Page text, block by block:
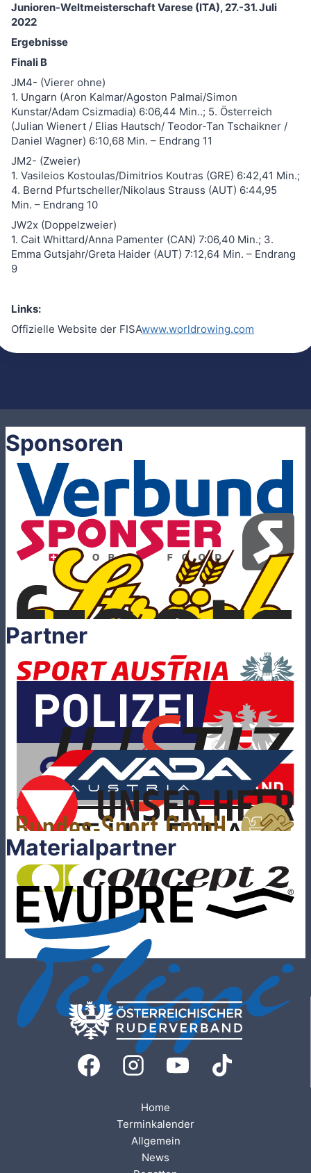
Junioren-Weltmeisterschaft Varese (ITA), 27.-31. Juli
2022
Ergebnisse
Finali B
JM4- (Vierer ohne)
1. Ungarn (Aron Kalmar/Agoston Palmai/Simon
Kunstar/Adam Csizmadia) 6:06,44 Min..; 5. Österreich
(Julian Wienert / Elias Hautsch/ Teodor-Tan Tschaikner /
Daniel Wagner) 6:10,68 Min. – Endrang 11
JM2- (Zweier)
1. Vasileios Kostoulas/Dimitrios Koutras (GRE) 6:42,41 Min.;
4. Bernd Pfurtscheller/Nikolaus Strauss (AUT) 6:44,95
Min. – Endrang 10
JW2x (Doppelzweier)
1. Cait Whittard/Anna Pamenter (CAN) 7:06,40 Min.; 3.
Emma Gutsjahr/Greta Haider (AUT) 7:12,64 Min. – Endrang
9
Links:
Offizielle Website der FISAwww.worldrowing.com
Sponsoren
Partner
Materialpartner
Home
Terminkalender
Allgemein
News